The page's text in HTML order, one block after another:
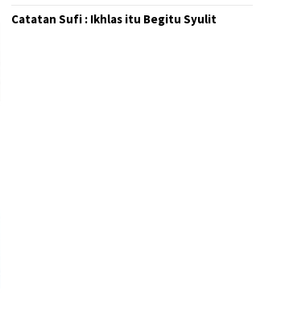
Catatan Sufi : Ikhlas itu Begitu Syulit